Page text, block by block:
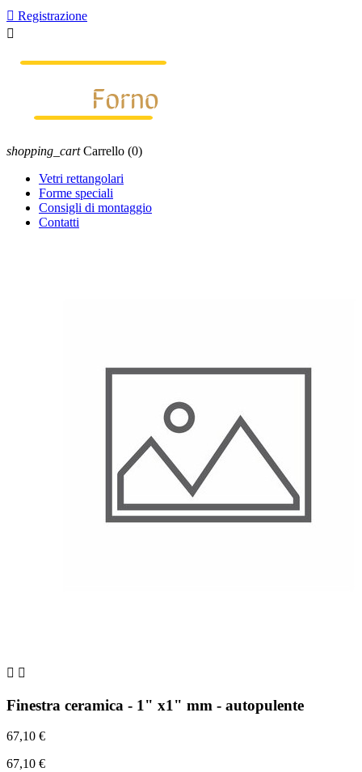
 Registrazione

shopping_cart Carrello (0)
Vetri rettangolari
Forme speciali
Consigli di montaggio
Contatti
 
Finestra ceramica - 1" x1" mm - autopulente
67,10 €
67,10 €